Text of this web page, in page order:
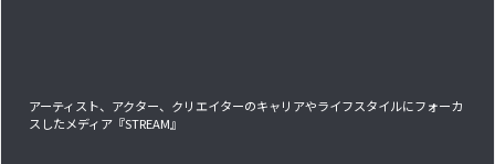
アーティスト、アクター、クリエイターのキャリアやライフスタイルにフォーカ
スしたメディア『STREAM』